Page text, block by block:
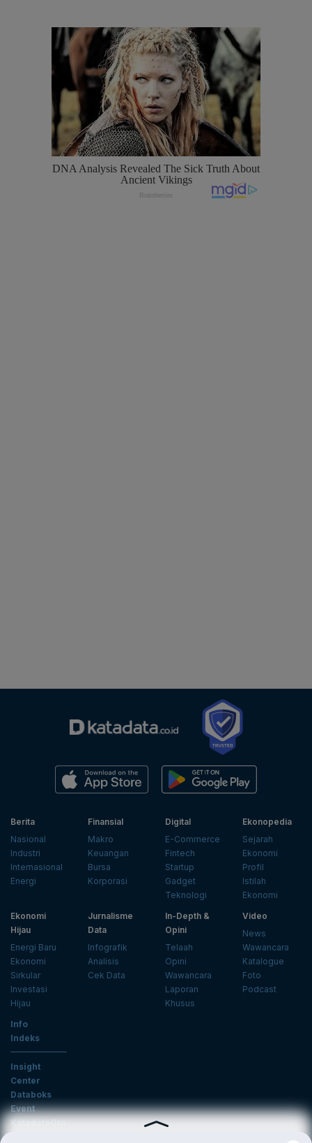
Berita
Nasional
Industri
Internasional
Energi
Finansial
Makro
Keuangan
Bursa
Korporasi
Digital
E-Commerce
Fintech
Startup
Gadget
Teknologi
Ekonopedia
Sejarah
Ekonomi
Profil
Istilah
Ekonomi
Ekonomi
Hijau
Energi Baru
Ekonomi
Sirkular
Investasi
Hijau
Jurnalisme
Data
Infografik
Analisis
Cek Data
In-Depth &
Opini
Telaah
Opini
Wawancara
Laporan
Khusus
Video
News
Wawancara
Katalogue
Foto
Podcast
Info
Indeks
Insight
Center
Databoks
Event
KatadataOto